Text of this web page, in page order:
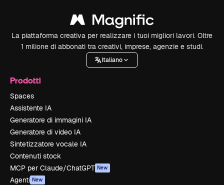
La piattaforma creativa per realizzare i tuoi migliori lavori. Oltre
1 milione di abbonati tra creativi, imprese, agenzie e studi.
Italiano
Prodotti
Spaces
Assistente IA
Generatore di immagini IA
Generatore di video IA
Sintetizzatore vocale IA
Contenuti stock
MCP per Claude/ChatGPT New
Agenti New